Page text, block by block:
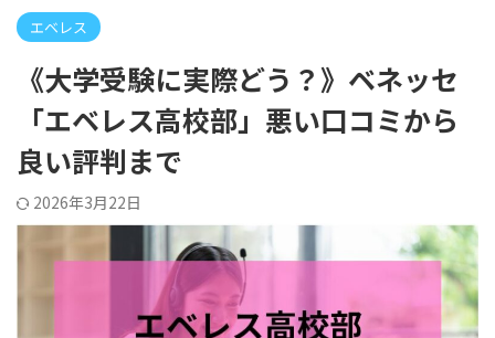
エベレス
《大学受験に実際どう？》ベネッセ
「エベレス高校部」悪い口コミから
良い評判まで
2026年3月22日